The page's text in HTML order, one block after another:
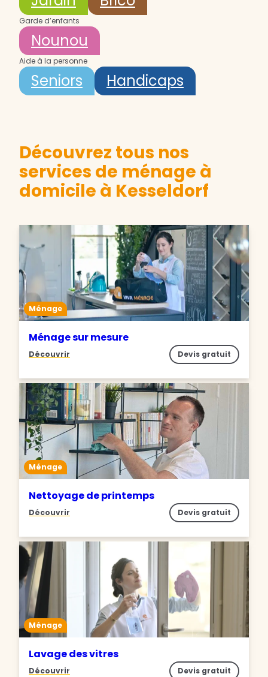
Garde d’enfants
Nounou
Aide à la personne
Seniors Handicaps
Découvrez tous nos
services de ménage à
domicile à Kesseldorf
Ménage
Ménage sur mesure
Découvrir Devis gratuit
Ménage
Nettoyage de printemps
Découvrir Devis gratuit
Ménage
Lavage des vitres
Découvrir Devis gratuit